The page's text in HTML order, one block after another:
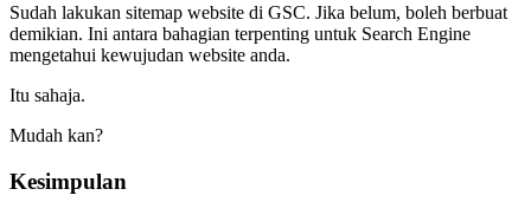
Sudah lakukan sitemap website di GSC. Jika belum, boleh berbuat
demikian. Ini antara bahagian terpenting untuk Search Engine
mengetahui kewujudan website anda.
Itu sahaja.
Mudah kan?
Kesimpulan